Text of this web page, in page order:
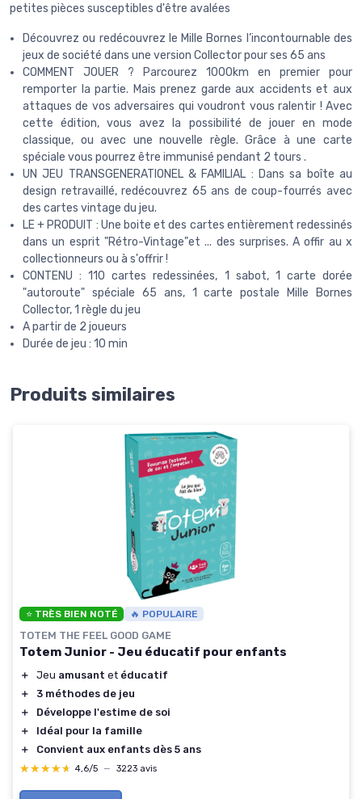
petites pièces susceptibles d'être avalées
Découvrez ou redécouvrez le Mille Bornes l’incontournable des
jeux de société dans une version Collector pour ses 65 ans
COMMENT JOUER ? Parcourez 1000km en premier pour
remporter la partie. Mais prenez garde aux accidents et aux
attaques de vos adversaires qui voudront vous ralentir ! Avec
cette édition, vous avez la possibilité de jouer en mode
classique, ou avec une nouvelle règle. Grâce à une carte
spéciale vous pourrez être immunisé pendant 2 tours .
UN JEU TRANSGENERATIONEL & FAMILIAL : Dans sa boîte au
design retravaillé, redécouvrez 65 ans de coup-fourrés avec
des cartes vintage du jeu.
LE + PRODUIT : Une boite et des cartes entièrement redessinés
dans un esprit "Rétro-Vintage"et ... des surprises. A offir au x
collectionneurs ou à s'offrir !
CONTENU : 110 cartes redessinées, 1 sabot, 1 carte dorée
"autoroute" spéciale 65 ans, 1 carte postale Mille Bornes
Collector, 1 règle du jeu
A partir de 2 joueurs
Durée de jeu : 10 min
Produits similaires
⭐ TRÈS BIEN NOTÉ 🔥 POPULAIRE
TOTEM THE FEEL GOOD GAME
Totem Junior - Jeu éducatif pour enfants
＋ Jeu amusant et éducatif
＋
3 méthodes de jeu
＋
Développe l'estime de soi
＋
Idéal pour la famille
＋
Convient aux enfants dès 5 ans
★★★★★
★★★★★ 4,6/5 — 3223 avis